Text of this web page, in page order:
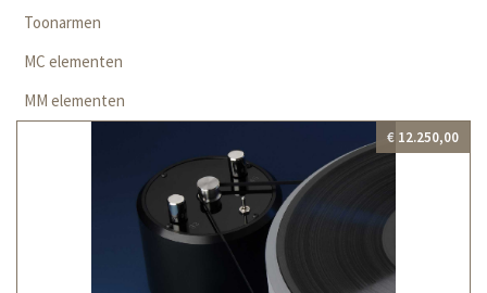
Toonarmen
MC elementen
MM elementen
€ 12.250,00